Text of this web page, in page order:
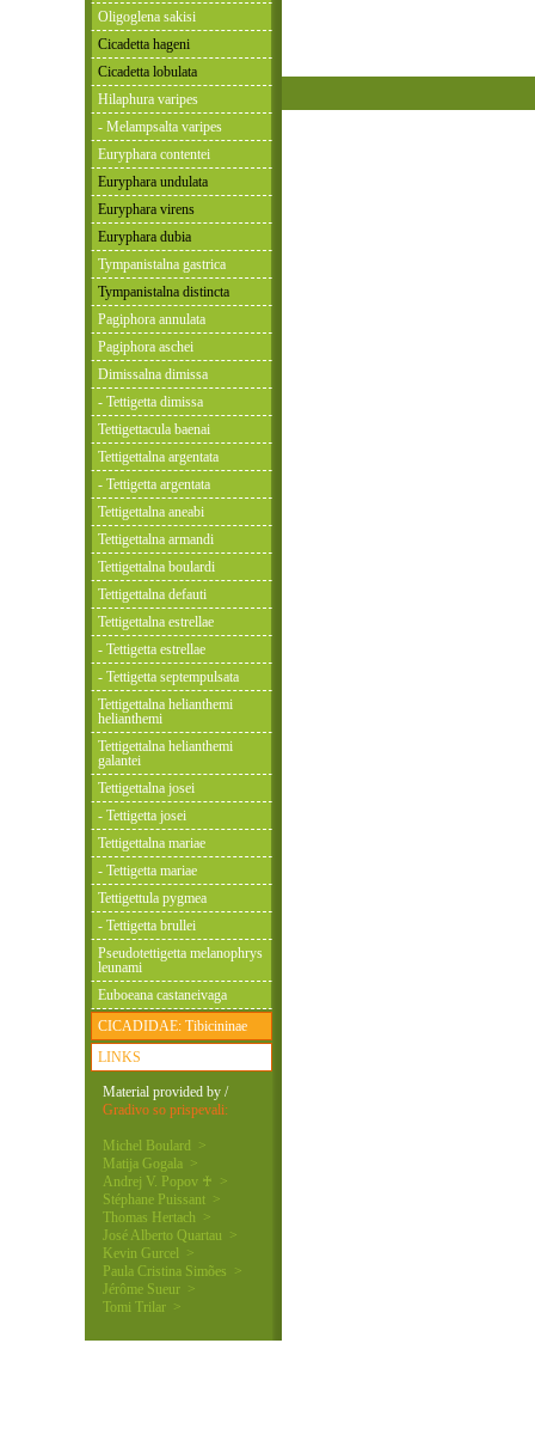
Oligoglena sakisi
Cicadetta hageni
Cicadetta lobulata
Hilaphura varipes
- Melampsalta varipes
Euryphara contentei
Euryphara undulata
Euryphara virens
Euryphara dubia
Tympanistalna gastrica
Tympanistalna distincta
Pagiphora annulata
Pagiphora aschei
Dimissalna dimissa
- Tettigetta dimissa
Tettigettacula baenai
Tettigettalna argentata
- Tettigetta argentata
Tettigettalna aneabi
Tettigettalna armandi
Tettigettalna boulardi
Tettigettalna defauti
Tettigettalna estrellae
- Tettigetta estrellae
- Tettigetta septempulsata
Tettigettalna helianthemi
helianthemi
Tettigettalna helianthemi
galantei
Tettigettalna josei
- Tettigetta josei
Tettigettalna mariae
- Tettigetta mariae
Tettigettula pygmea
- Tettigetta brullei
Pseudotettigetta melanophrys
leunami
Euboeana castaneivaga
CICADIDAE: Tibicininae
LINKS
Material provided by /
Gradivo so prispevali:
Michel Boulard >
Matija Gogala >
Andrej V. Popov ♰ >
Stéphane Puissant >
Thomas Hertach >
José Alberto Quartau >
Kevin Gurcel >
Paula Cristina Simões >
Jérôme Sueur >
Tomi Trilar >